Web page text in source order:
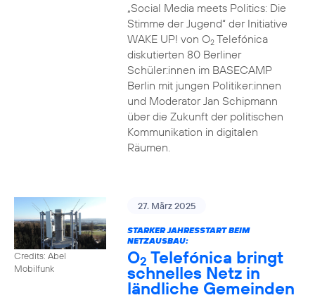
„Social Media meets Politics: Die
Stimme der Jugend“ der Initiative
WAKE UP! von O2Telefónica
diskutierten 80 Berliner
Schüler:innen im BASECAMP
Berlin mit jungen Politiker:innen
und Moderator Jan Schipmann
über die Zukunft der politischen
Kommunikation in digitalen
Räumen.
Credits: Abel
Mobilfunk
27. März 2025
STARKER JAHRESSTART BEIM
NETZAUSBAU:
O2 Telefónica bringt
schnelles Netz in
ländliche Gemeinden